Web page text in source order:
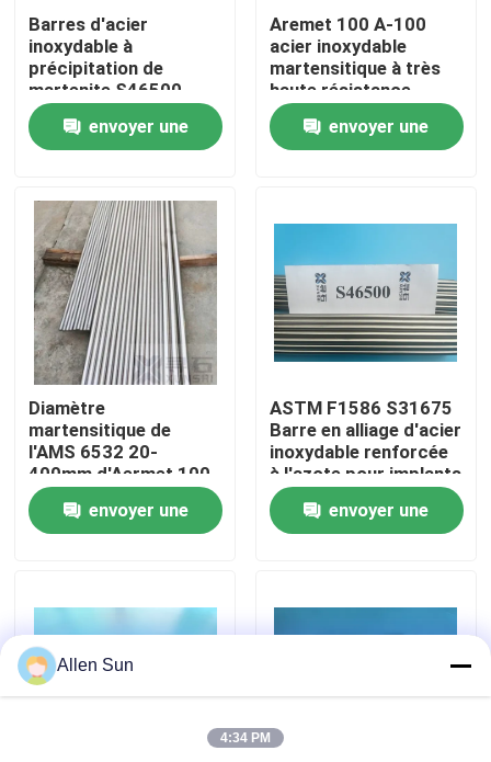
À la maison
Vidéos
À propos de nous
Visite de l'usine
Contrôle de la qualité
Nouvelles
Les affaires
Barres d'acier
inoxydable à
précipitation de
martenite S46500
haute résistance pour
applications
chirurgicales
envoyer une
Aremet 100 A-100
acier inoxydable
martensitique à très
haute résistance
envoyer une
Diamètre
martensitique de
l'AMS 6532 20-
400mm d'Aermet 100
envoyer une
ASTM F1586 S31675
Barre en alliage d'acier
inoxydable renforcée
à l'azote pour implants
chirurgicaux
envoyer une
Allen Sun
4:34 PM